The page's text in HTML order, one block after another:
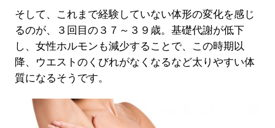
そして、これまで経験していない体形の変化を感じ
るのが、３回目の３７～３９歳。基礎代謝が低下
し、女性ホルモンも減少することで、この時期以
降、ウエストのくびれがなくなるなど太りやすい体
質になるそうです。